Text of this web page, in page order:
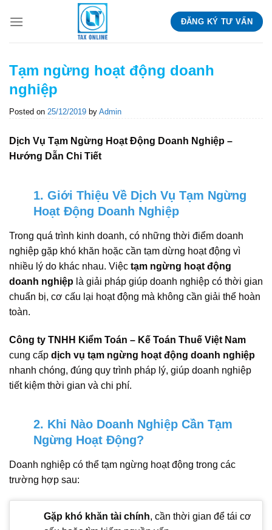
ĐĂNG KÝ TƯ VẤN
Tạm ngừng hoạt động doanh
nghiệp
Posted on 25/12/2019 by Admin
Dịch Vụ Tạm Ngừng Hoạt Động Doanh Nghiệp –
Hướng Dẫn Chi Tiết
1. Giới Thiệu Về Dịch Vụ Tạm Ngừng
Hoạt Động Doanh Nghiệp
Trong quá trình kinh doanh, có những thời điểm doanh
nghiệp gặp khó khăn hoặc cần tạm dừng hoạt động vì
nhiều lý do khác nhau. Việc tạm ngừng hoạt động
doanh nghiệp là giải pháp giúp doanh nghiệp có thời gian
chuẩn bị, cơ cấu lại hoạt động mà không cần giải thể hoàn
toàn.
Công ty TNHH Kiểm Toán – Kế Toán Thuế Việt Nam
cung cấp dịch vụ tạm ngừng hoạt động doanh nghiệp
nhanh chóng, đúng quy trình pháp lý, giúp doanh nghiệp
tiết kiệm thời gian và chi phí.
2. Khi Nào Doanh Nghiệp Cần Tạm
Ngừng Hoạt Động?
Doanh nghiệp có thể tạm ngừng hoạt động trong các
trường hợp sau:
Gặp khó khăn tài chính, cần thời gian để tái cơ